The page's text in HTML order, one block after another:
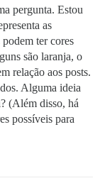
pergunta. Estou
as
podem ter cores
são laranja, o
relação aos posts.
Alguma ideia
(Além disso, há
possíveis para